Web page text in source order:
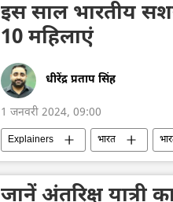
इस साल भारतीय
10 महिलाएं
धीरेंद्र प्रताप सिंह
1 जनवरी 2024, 09:00
Explainers भारत
भारतीय सशस्‍त्र सेनाएँ
भारतीय
रक्षा मंत्रालय (MoD)
रक्षा-पंक्ति
जानें अंतरिक्ष यात्री